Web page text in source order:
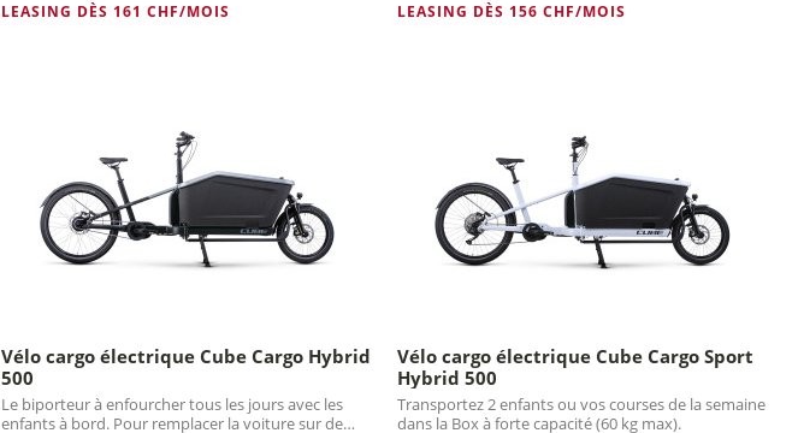
LEASING DÈS 161 CHF/MOIS LEASING DÈS 156 CHF/MOIS
Vélo cargo électrique Cube Cargo Hybrid
500
Le biporteur à enfourcher tous les jours avec les
enfants à bord. Pour remplacer la voiture sur de
Vélo cargo électrique Cube Cargo Sport
Hybrid 500
Transportez 2 enfants ou vos courses de la semaine
dans la Box à forte capacité (60 kg max).